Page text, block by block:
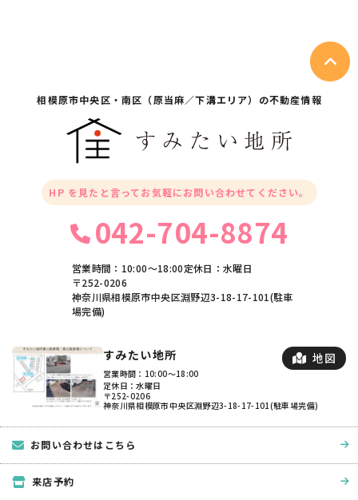
相模原市中央区・ 南区（原当麻／下溝エリア）の不動産情報
HP を見たと言ってお気軽にお問い合わせてください。
042-704-8874
営業時間：10:00〜18:00定休日：水曜日
〒252-0206
神奈川県相模原市中央区淵野辺3-18-17-101(駐車
場完備)
すみたい地所
営業時間：10:00〜18:00
定休日：水曜日
〒252-0206
神奈川県相模原市中央区淵野辺3-18-17-101(駐車場完備)
地図
お問い合わせはこちら
来店予約